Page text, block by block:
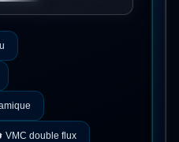
VMC double flux